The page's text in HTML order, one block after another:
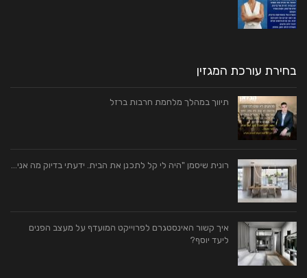
בחירת עורכת המגזין
תיווך במהלך מלחמת חרבות ברזל
רונית שיסמן "היה לי קל לתכנן את הבית. ידעתי בדיוק מה אני…
איך קשור האינסטגרם לפרוייקט המועדף על מעצב הפנים
ליעד יוסף?